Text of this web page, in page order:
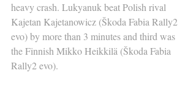
heavy crash. Lukyanuk beat Polish rival
Kajetan Kajetanowicz (Škoda Fabia Rally2
evo) by more than 3 minutes and third was
the Finnish Mikko Heikkilä (Škoda Fabia
Rally2 evo).